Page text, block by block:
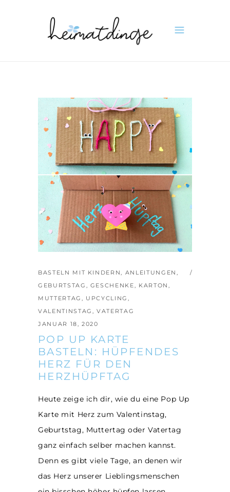
BASTELN MIT KINDERN, ANLEITUNGEN ,
GEBURTSTAG , GESCHENKE, KARTON ,
MUTTERTAG , UPCYCLING,
VALENTINSTAG ,VATERTAG
JANUAR 18, 2020
POP UP KARTE
BASTELN: HÜPFENDES
HERZ FÜR DEN
HERZHÜPFTAG
Heute zeige ich dir, wie du eine Pop Up
Karte mit Herz zum Valentinstag,
Geburtstag, Muttertag oder Vatertag
ganz einfach selber machen kannst.
Denn es gibt viele Tage, an denen wir
das Herz unserer Lieblingsmenschen